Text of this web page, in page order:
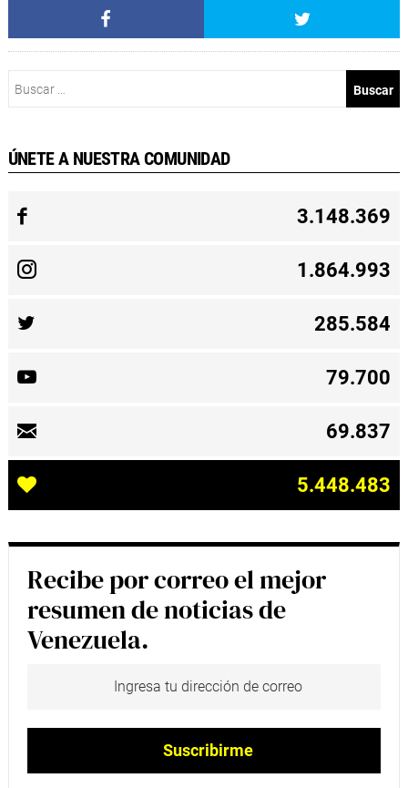
ÚNETE A NUESTRA COMUNIDAD
3.148.369
1.864.993
285.584
79.700
69.837
5.448.483
Recibe por correo el mejor
resumen de noticias de
Venezuela.